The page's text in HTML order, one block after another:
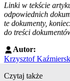
Linki w tekście
odpowiednich
te dokumenty,
do treści
Autor:
Krzysztof
Czytaj także